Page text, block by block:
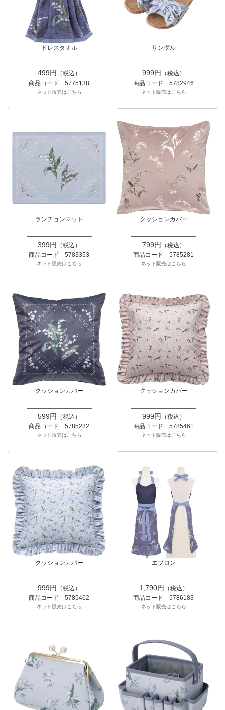
ドレスタオル
499円
（税込）
商品コード 5775138
ネット販売はこちら
サンダル
999円
（税込）
商品コード 5782946
ネット販売はこちら
ランチョンマット
399円
（税込）
商品コード 5783353
ネット販売はこちら
クッションカバー
799円
（税込）
商品コード 5785281
ネット販売はこちら
クッションカバー
599円
（税込）
商品コード 5785282
ネット販売はこちら
クッションカバー
999円
（税込）
商品コード 5785461
ネット販売はこちら
クッションカバー
999円
（税込）
商品コード 5785462
ネット販売はこちら
エプロン
1,790円
（税込）
商品コード 5786183
ネット販売はこちら